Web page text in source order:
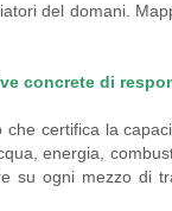
del domani.
concrete di
che certifica la
energia,
su ogni mezzo di